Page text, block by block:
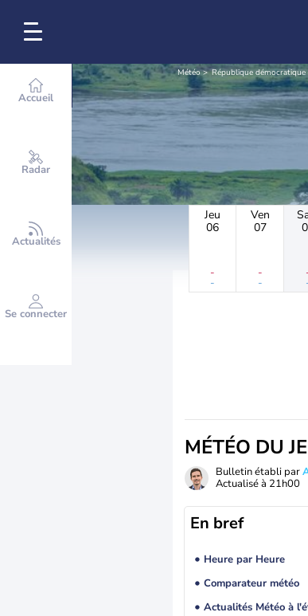
Accueil
Radar
Actualités
Se connecter
Météo République
Jeu
06
-
-
Ven
07
-
-
MÉTÉO DU
Bulletin établi par
Actualisé à 21h00
En bref
Heure par Heure
Comparateur météo